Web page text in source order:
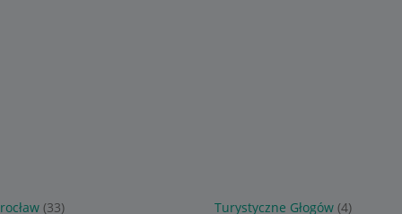
(33) Turystyczne Głogów (4)